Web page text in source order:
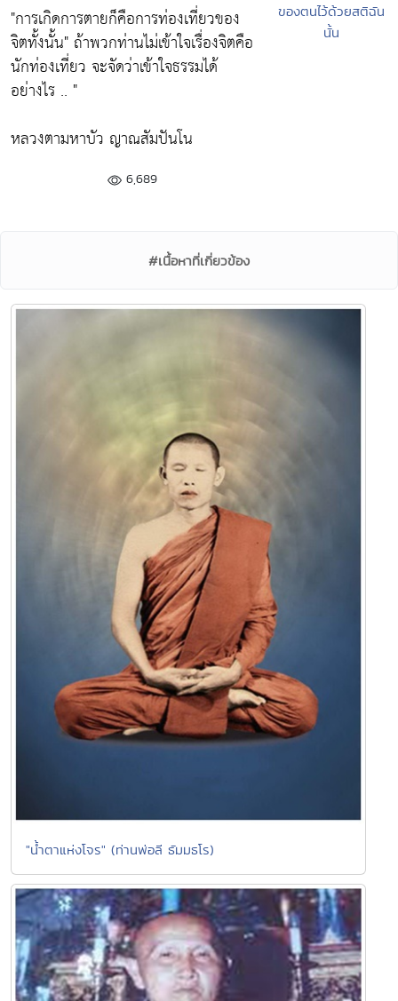
"การเกิดการตายก็คือการท่องเที่ยวของ
จิตทั้งนั้น"ถ้าพวกท่านไม่เข้าใจเรื่องจิตคือ
นักท่องเที่ยว จะจัดว่าเข้าใจธรรมได้
อย่างไร .. "
หลวงตามหาบัว ญาณสัมปันโน
6,689
ของตนไว้ด้วยสติฉัน
นั้น
#เนื้อหาที่เกี่ยวข้อง
"น้ำตาแห่งโจร" (ท่านพ่อลี ธัมมธโร)